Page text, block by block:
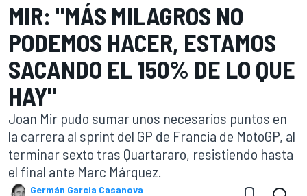
MIR: "MÁS MILAGROS NO
PODEMOS HACER, ESTAMOS
SACANDO EL 150% DE LO QUE
HAY"
Joan Mir pudo sumar unos necesarios puntos en
la carrera al sprint del GP de Francia de MotoGP, al
terminar sexto tras Quartararo, resistiendo hasta
el final ante Marc Márquez.
Germán Garcia Casanova